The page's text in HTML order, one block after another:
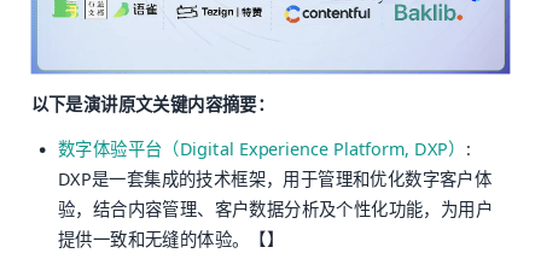
以下是演讲原文关键内容摘要：
数字体验平台（Digital Experience Platform, DXP） :
DXP是一套集成的技术框架，用于管理和优化数字客户体
验，结合内容管理、客户数据分析及个性化功能，为用户
提供一致和无缝的体验。【】